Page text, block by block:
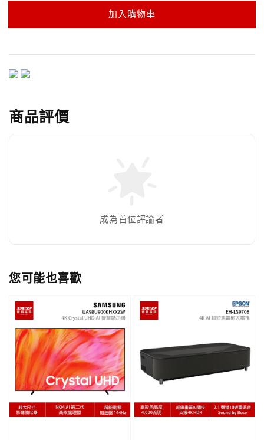
加入購物車
商品評價
成為首位評論者
您可能也喜歡